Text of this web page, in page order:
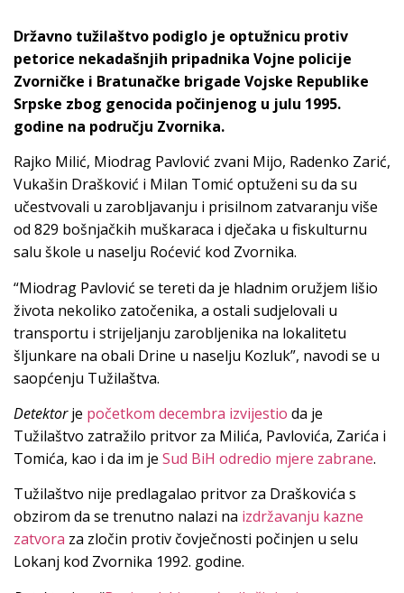
Državno tužilaštvo podiglo je optužnicu protiv
petorice nekadašnjih pripadnika Vojne policije
Zvorničke i Bratunačke brigade Vojske Republike
Srpske zbog genocida počinjenog u julu 1995.
godine na području Zvornika.
Rajko Milić, Miodrag Pavlović zvani Mijo, Radenko Zarić,
Vukašin Drašković i Milan Tomić optuženi su da su
učestvovali u zarobljavanju i prisilnom zatvaranju više
od 829 bošnjačkih muškaraca i dječaka u fiskulturnu
salu škole u naselju Roćević kod Zvornika.
“Miodrag Pavlović se tereti da je hladnim oružjem lišio
života nekoliko zatočenika, a ostali sudjelovali u
transportu i strijeljanju zarobljenika na lokalitetu
šljunkare na obali Drine u naselju Kozluk”, navodi se u
saopćenju Tužilaštva.
Detektorje početkom decembra izvijestio da je
Tužilaštvo zatražilo pritvor za Milića, Pavlovića, Zarića i
Tomića, kao i da im je Sud BiH odredio mjere zabrane.
Tužilaštvo nije predlagalao pritvor za Draškovića s
obzirom da se trenutno nalazi na izdržavanju kazne
zatvora za zločin protiv čovječnosti počinjen u selu
Lokanj kod Zvornika 1992. godine.